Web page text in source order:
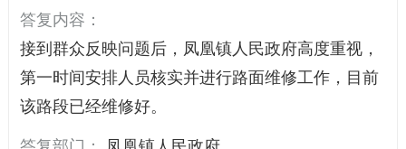
答复内容：
接到群众反映问题后，凤凰镇人民政府高度重视，
第一时间安排人员核实并进行路面维修工作，目前
该路段已经维修好。